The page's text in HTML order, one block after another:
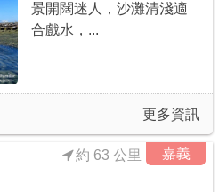
景開闊迷人，沙灘清淺適
合戲水，...
更多資訊
嘉義
約 63 公里